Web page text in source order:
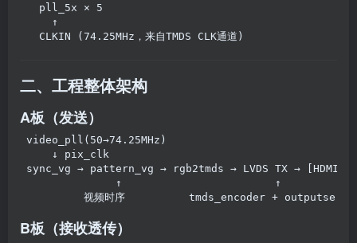
  pll_5x × 5
↑
  CLKIN (74.25MHz，来自TMDS CLK通道)
二、工程整体架构
A板（发送）
video_pll(50→74.25MHz)
↓ pix_clk
sync_vg → pattern_vg → rgb2tmds → LVDS TX → [HDMI线
↑                        ↑
视频时序          tmds_encoder +
B板（接收透传）